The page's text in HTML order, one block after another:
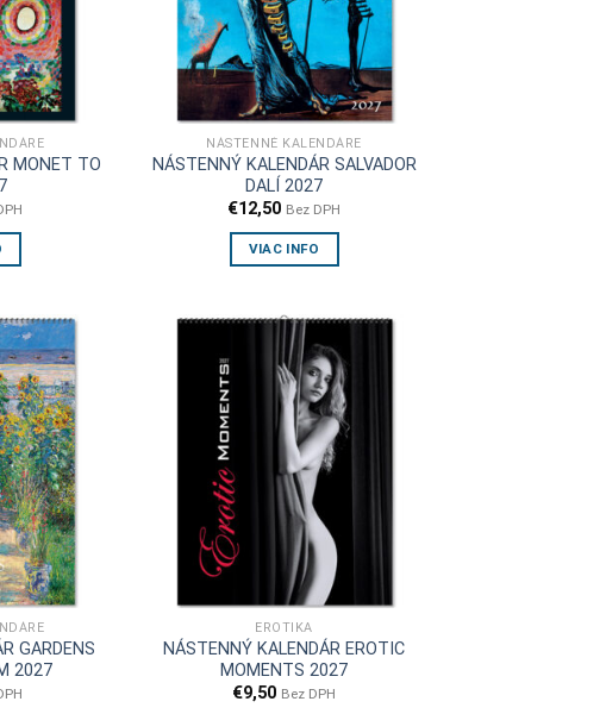
MONET TO
NÁSTENNÉ KALENDÁRE
NÁSTENNÝ KALENDÁR SALVADOR
DALÍ 2027
€12,50 Bez DPH
VIAC INFO
GARDENS
2027
EROTIKA
NÁSTENNÝ KALENDÁR EROTIC
MOMENTS 2027
€9,50 Bez DPH